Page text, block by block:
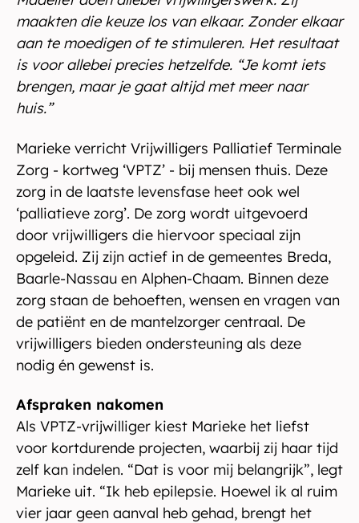
maakten die keuze los van elkaar. Zonder elkaar
aan te moedigen of te stimuleren. Het resultaat
is voor allebei precies hetzelfde. “Je komt iets
brengen, maar je gaat altijd met meer naar
huis.”
Marieke verricht Vrijwilligers Palliatief Terminale
Zorg - kortweg ‘VPTZ’ - bij mensen thuis. Deze
zorg in de laatste levensfase heet ook wel
‘palliatieve zorg’. De zorg wordt uitgevoerd
door vrijwilligers die hiervoor speciaal zijn
opgeleid. Zij zijn actief in de gemeentes Breda,
Baarle-Nassau en Alphen-Chaam. Binnen deze
zorg staan de behoeften, wensen en vragen van
de patiënt en de mantelzorger centraal. De
vrijwilligers bieden ondersteuning als deze
nodig én gewenst is.
Afspraken nakomen
Als VPTZ-vrijwilliger kiest Marieke het liefst
voor kortdurende projecten, waarbij zij haar tijd
zelf kan indelen. “Dat is voor mij belangrijk”, legt
Marieke uit. “Ik heb epilepsie. Hoewel ik al ruim
vier jaar geen aanval heb gehad, brengt het